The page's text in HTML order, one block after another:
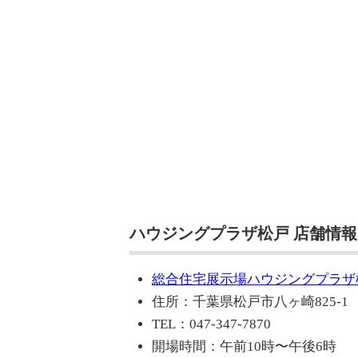
ハウジングプラザ松戸 店舗情報
総合住宅展示場ハウジングプラ
住所：千葉県松戸市八ヶ崎825-1
TEL：047-347-7870
開場時間：午前10時〜午後6時